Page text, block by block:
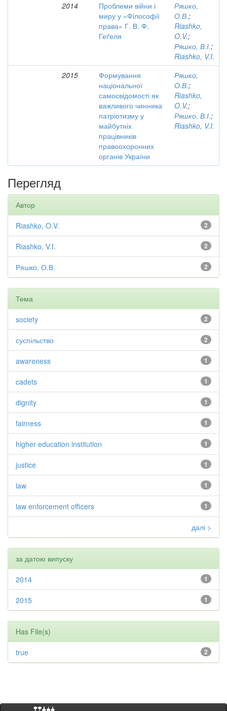
2014
Проблеми війни і
миру у «Філософії
права» Г. В. Ф.
Геґеля
Ряшко,
О.В.;
Riashko,
O.V.;
Ряшко, В.І.;
Riashko, V.I.
2015
Формування
національної
самосвідомості як
важливого чинника
патріотизму у
майбутніх
працівників
правоохоронних
органів України
Ряшко,
О.В.;
Riashko,
O.V.;
Ряшко, В.І.;
Riashko, V.I.
Перегляд
Автор
2
Riashko, O.V.
2
Riashko, V.I.
2
Ряшко, О.В.
Тема
2
society
2
суспільство
1
awareness
1
cadets
1
dignity
1
fairness
1
higher education institution
1
justice
1
law
1
law enforcement officers
далі >
за датою випуску
1
2014
1
2015
Has File(s)
2
true